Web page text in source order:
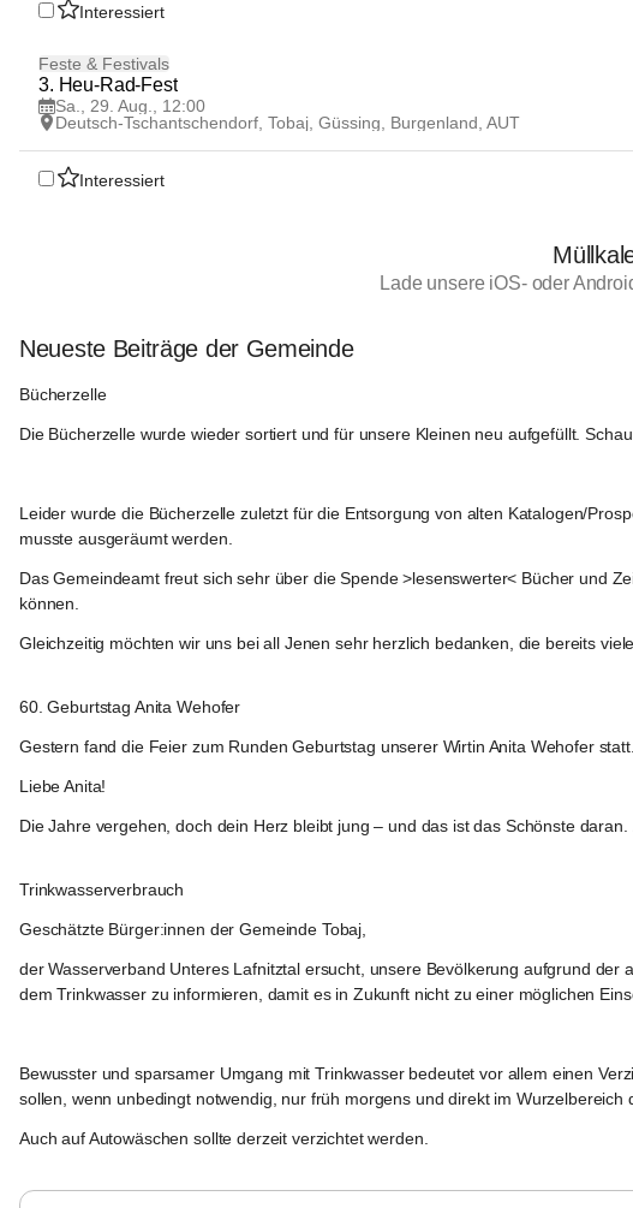
Interessiert
29
AUG
Feste & Festivals
3. Heu-Rad-Fest
Sa., 29. Aug., 12:00
Deutsch-Tschantschendorf, Tobaj, Güssing, Burgenland, AUT
Interessiert
Lade unsere iOS- oder
Neueste Beiträge der Gemeinde
Bücherzelle
Die Bücherzelle wurde wieder sortiert und für unsere Kleinen neu aufgefüllt.
Leider wurde die Bücherzelle zuletzt für die Entsorgung von alten Katalogen/
musste ausgeräumt werden.
Das Gemeindeamt freut sich sehr über die Spende >lesenswerter< Bücher und
können.
Gleichzeitig möchten wir uns bei all Jenen sehr herzlich bedanken, die bereits
60. Geburtstag Anita Wehofer
Gestern fand die Feier zum Runden Geburtstag unserer Wirtin Anita Wehofer
Liebe Anita!
Die Jahre vergehen, doch dein Herz bleibt jung – und das ist das Schönste
Trinkwasserverbrauch
Geschätzte Bürger:innen der Gemeinde Tobaj,
der Wasserverband Unteres Lafnitztal ersucht, unsere Bevölkerung aufgrund
dem Trinkwasser zu informieren, damit es in Zukunft nicht zu einer möglichen
Bewusster und sparsamer Umgang mit Trinkwasser bedeutet vor allem einen
sollen, wenn unbedingt notwendig, nur früh morgens und direkt im Wurzelbereich
Auch auf Autowäschen sollte derzeit verzichtet werden.